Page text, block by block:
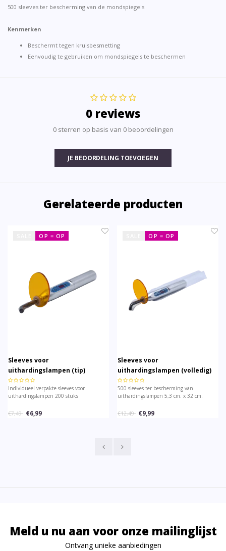
500 sleeves ter bescherming van de mondspiegels
Kenmerken
Beschermt tegen kruisbesmetting
Eenvoudig te gebruiken om mondspiegels te beschermen
0 reviews
0 sterren op basis van 0 beoordelingen
JE BEOORDELING TOEVOEGEN
Gerelateerde producten
OP = OP
Sleeves voor
uithardingslampen (tip)
Individueel verpakte sleeves voor
uithardingslampen 200 stuks
€7,49 €6,99
OP = OP
Sleeves voor
uithardingslampen (volledig)
500 sleeves ter bescherming van
uithardingslampen 5,3 cm. x 32 cm.
€12,49 €9,99
Meld u nu aan voor onze mailinglijst
Ontvang unieke aanbiedingen